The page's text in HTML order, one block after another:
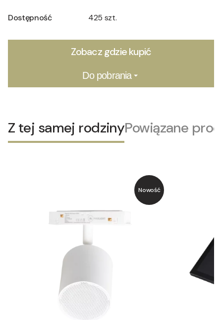
Dostępność 425 szt.
Zobacz gdzie kupić
Do pobrania
Z tej samej rodzinyPowiązane
Nowość